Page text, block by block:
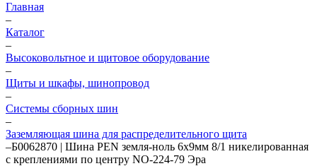
Главная
–
Каталог
–
Высоковольтное и щитовое оборудование
–
Щиты и шкафы, шинопровод
–
Системы сборных шин
–
Заземляющая шина для распределительного щита
–Б0062870 | Шина PEN земля-ноль 6х9мм 8/1 никелированная
с креплениями по центру NO-224-79 Эра